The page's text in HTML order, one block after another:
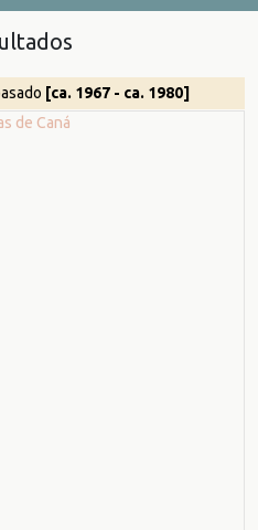
[ca. 1967 - ca. 1980]